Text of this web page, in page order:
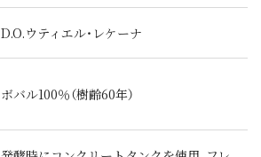
D.O.ウティエル・レケーナ
ボバル100％（樹齢60年）